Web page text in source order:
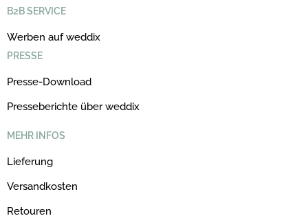
B2B SERVICE
Werben auf weddix
PRESSE
Presse-Download
Presseberichte über weddix
MEHR INFOS
Lieferung
Versandkosten
Retouren